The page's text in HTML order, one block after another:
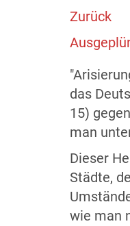
Zurück
das
15)
man
Dieser
Städte,
wie man